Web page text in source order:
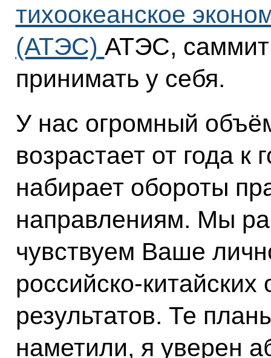
тихоокеанское
(АТЭС) АТЭС, саммит
принимать у себя.
У нас огромный
возрастает от года
набирает обороты
направлениям. Мы
чувствуем Ваше
российско-
результатов. Те
наметили, я уверен